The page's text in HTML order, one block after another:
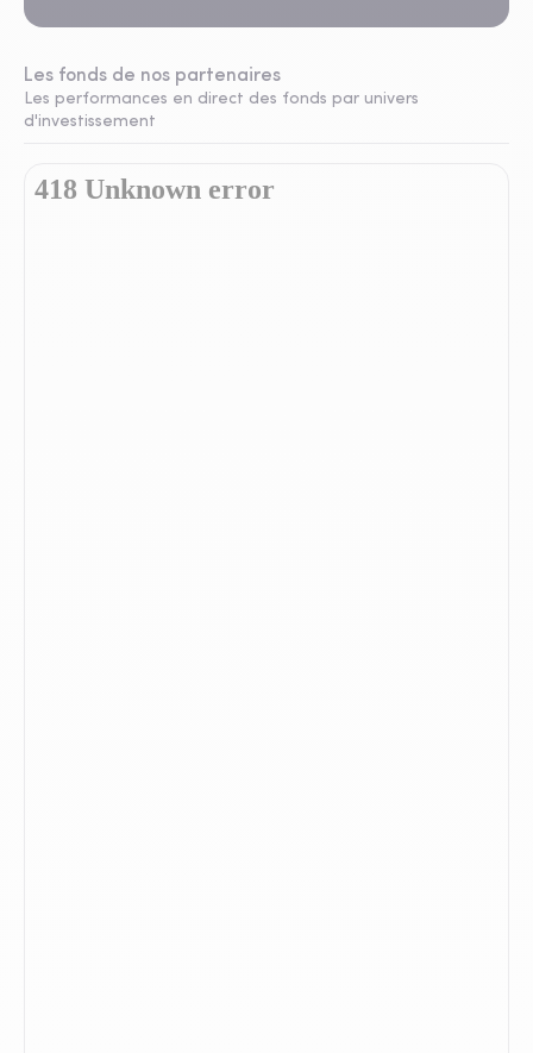
Les fonds de nos partenaires
Les performances en direct des fonds par univers
d'investissement